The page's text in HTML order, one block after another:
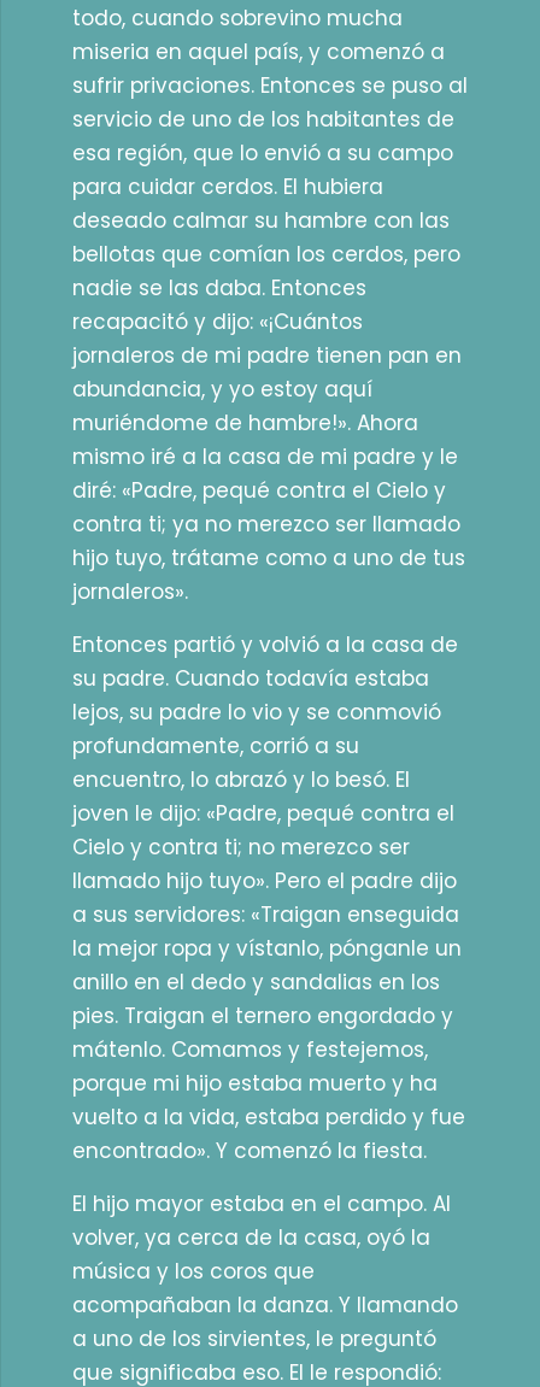
todo, cuando sobrevino mucha
miseria en aquel país, y comenzó a
sufrir privaciones. Entonces se puso al
servicio de uno de los habitantes de
esa región, que lo envió a su campo
para cuidar cerdos. El hubiera
deseado calmar su hambre con las
bellotas que comían los cerdos, pero
nadie se las daba. Entonces
recapacitó y dijo: «¡Cuántos
jornaleros de mi padre tienen pan en
abundancia, y yo estoy aquí
muriéndome de hambre!». Ahora
mismo iré a la casa de mi padre y le
diré: «Padre, pequé contra el Cielo y
contra ti; ya no merezco ser llamado
hijo tuyo, trátame como a uno de tus
jornaleros».
Entonces partió y volvió a la casa de
su padre. Cuando todavía estaba
lejos, su padre lo vio y se conmovió
profundamente, corrió a su
encuentro, lo abrazó y lo besó. El
joven le dijo: «Padre, pequé contra el
Cielo y contra ti; no merezco ser
llamado hijo tuyo». Pero el padre dijo
a sus servidores: «Traigan enseguida
la mejor ropa y vístanlo, pónganle un
anillo en el dedo y sandalias en los
pies. Traigan el ternero engordado y
mátenlo. Comamos y festejemos,
porque mi hijo estaba muerto y ha
vuelto a la vida, estaba perdido y fue
encontrado». Y comenzó la fiesta.
El hijo mayor estaba en el campo. Al
volver, ya cerca de la casa, oyó la
música y los coros que
acompañaban la danza. Y llamando
a uno de los sirvientes, le preguntó
que significaba eso. El le respondió: